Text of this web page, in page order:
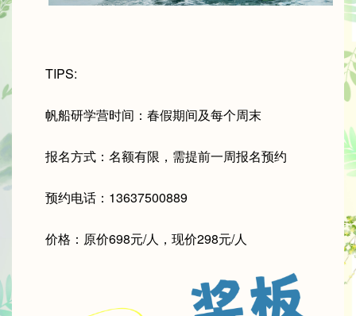
TIPS:
帆船研学营时间：春假期间及每个周末
报名方式：名额有限，需提前一周报名预约
预约电话：13637500889
价格：原价698元/人，现价298元/人